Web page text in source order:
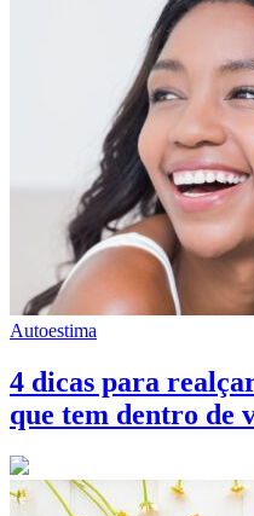
Autoestima
4 dicas para
que tem dentro de